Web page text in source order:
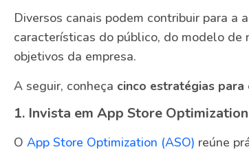
Diversos canais podem contribuir para a
características do público, do modelo de
objetivos da empresa.
A seguir, conheça cinco estratégias
1. Invista em App Store
O App Store Optimization (ASO) reúne